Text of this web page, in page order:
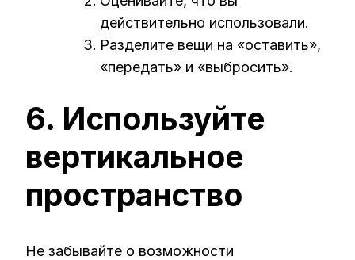
действительно использовали.
Разделите вещи на «оставить»,
«передать» и «выбросить».
6. Используйте
вертикальное
пространство
Не забывайте о возможности